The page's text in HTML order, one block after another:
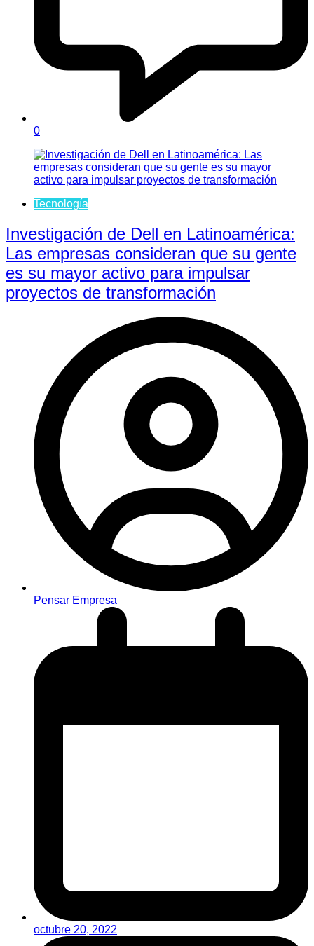
0
Tecnología
Investigación de Dell en Latinoamérica:
Las empresas consideran que su gente
es su mayor activo para impulsar
proyectos de transformación
Pensar Empresa
octubre 20, 2022